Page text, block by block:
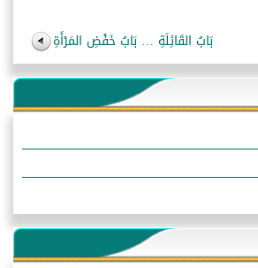
بَابُ القَائِلَةِ … بَابُ خَفْضِ المَرْأَةِ